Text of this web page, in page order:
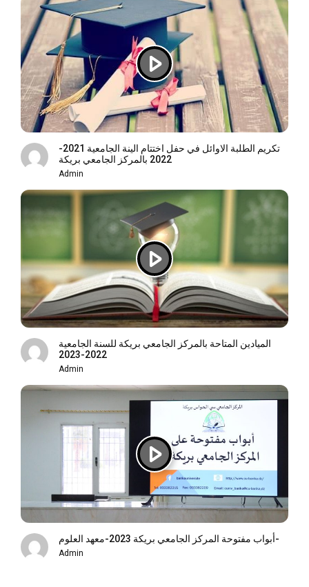
تكريم الطلبة الاوائل في حفل اختتام الينة الجامعية 2021-
2022 بالمركز الجامعي بريكة
Admin
الميادين المتاحة بالمركز الجامعي بريكة للسنة الجامعية
2022-2023
Admin
أبواب مفتوحة المركز الجامعي بريكة 2023-معهد العلوم-
Admin